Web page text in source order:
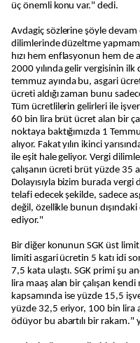
üç önemli konu var." dedi.
Avdagiç sözlerine şöyle
dilimlerinde düzeltme
hızı hem enflasyonun hem de
2000 yılında gelir vergisinin
temmuz ayında bu, asgari
ücreti aldığı zaman bunu
Tüm ücretlilerin gelirleri ile
60 bin lira brüt ücret alan bir
noktaya baktığımızda 1
alıyor. Fakat yılın ikinci
ile eşit hale geliyor. Vergi
çalışanın ücreti brüt yüzde 35
Dolayısıyla bizim burada vergi
telafi edecek şekilde, sadece
değil, özellikle bunun
ediyor."
Bir diğer konunun SGK üst
limiti asgari ücretin 5 katı idi
7,5 kata ulaştı. SGK primi şu
lira maaş alan bir çalışan
kapsamında ise yüzde 15,5
yüzde 32,5 eriyor, 100 bin lira
ödüyor bu abartılı bir rakam."